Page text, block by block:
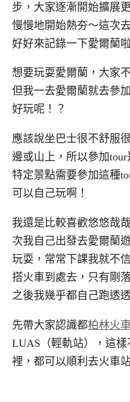
步，大家逐漸開始擴展
慢慢地開始熱夯～這次
好好來記錄一下愛爾蘭啦
想要玩耍愛爾蘭，大家
但我一去愛爾蘭就去參
好玩呢！？
應該說坐巴士很不舒服
邊或山上，所以參加
特定景點需要參加這種
可以自己玩啊！
我還是比較喜歡悠悠哉
次我自己出發去愛爾蘭
玩耍，常常下課我就不
搭火車到處去，只有剛
之後我幾乎都自己跑透透
先帶大家認識都柏林火
LUAS（輕軌站），這
裡，都可以順利去火車站